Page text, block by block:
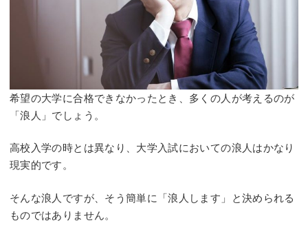
希望の大学に合格できなかったとき、多くの人が考えるのが
「浪人」でしょう。
高校入学の時とは異なり、大学入試においての浪人はかなり
現実的です。
そんな浪人ですが、そう簡単に「浪人します」と決められる
ものではありません。